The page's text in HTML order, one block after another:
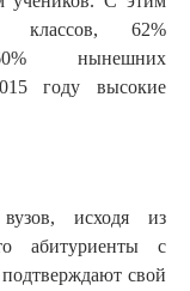
классов, 62%
нынешних
году высокие
исходя из
абитуриенты с
свой